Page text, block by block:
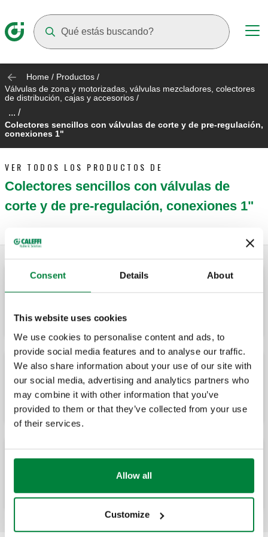
Consent Details About
This website uses cookies
We use cookies to personalise content and ads, to
provide social media features and to analyse our traffic.
We also share information about your use of our site with
our social media, advertising and analytics partners who
may combine it with other information that you’ve
provided to them or that they’ve collected from your use
of their services.
Allow all
Customize
Home / Productos /
Válvulas de zona y motorizadas, válvulas mezcladores, colectores
de distribución, cajas y accesorios /
... /
Colectores sencillos con válvulas de corte y de pre-regulación,
conexiones 1"
VER TODOS LOS PRODUCTOS DE
Colectores sencillos con válvulas de
corte y de pre-regulación, conexiones 1"
Colector de ida.
Colector de retorno.